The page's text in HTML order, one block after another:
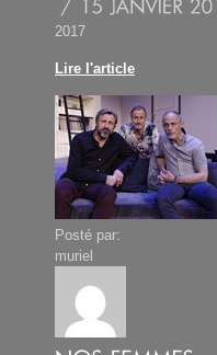
2017
Lire l'article
Posté par:
muriel